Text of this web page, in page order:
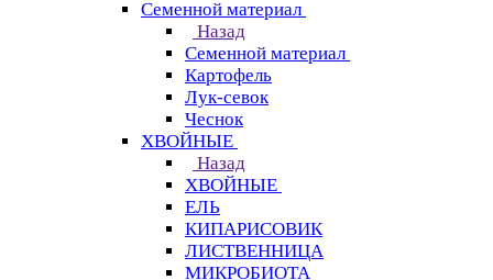
Семенной материал
Назад
Семенной материал
Картофель
Лук-севок
Чеснок
ХВОЙНЫЕ
Назад
ХВОЙНЫЕ
ЕЛЬ
КИПАРИСОВИК
ЛИСТВЕННИЦА
МИКРОБИОТА